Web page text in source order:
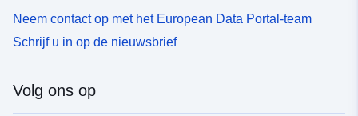
Neem contact op met het European Data Portal-team
Schrijf u in op de nieuwsbrief
Volg ons op